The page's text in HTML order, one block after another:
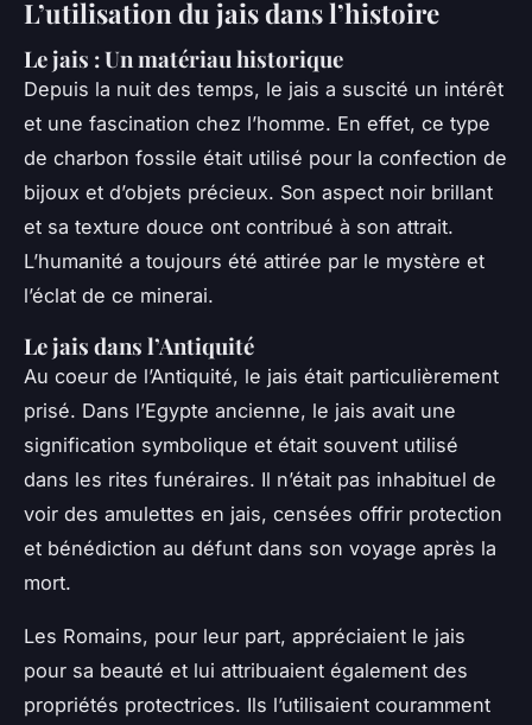
L’utilisation du jais dans l’histoire
Le jais : Un matériau historique
Depuis la nuit des temps, le jais a suscité un intérêt
et une fascination chez l’homme. En effet, ce type
de charbon fossile était utilisé pour la confection de
bijoux et d’objets précieux. Son aspect noir brillant
et sa texture douce ont contribué à son attrait.
L’humanité a toujours été attirée par le mystère et
l’éclat de ce minerai.
Le jais dans l’Antiquité
Au coeur de l’Antiquité, le jais était particulièrement
prisé. Dans l’Egypte ancienne, le jais avait une
signification symbolique et était souvent utilisé
dans les rites funéraires. Il n’était pas inhabituel de
voir des amulettes en jais, censées offrir protection
et bénédiction au défunt dans son voyage après la
mort.
Les Romains, pour leur part, appréciaient le jais
pour sa beauté et lui attribuaient également des
propriétés protectrices. Ils l’utilisaient couramment